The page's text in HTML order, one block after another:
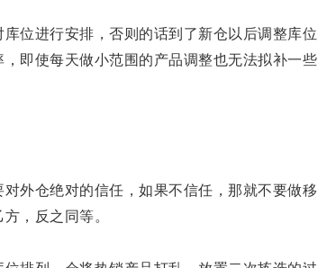
位进行安排，否则的话到了新仓以后调整库位
即使每天做小范围的产品调整也无法拟补一些
外仓绝对的信任，如果不信任，那就不要做移
，反之同等。